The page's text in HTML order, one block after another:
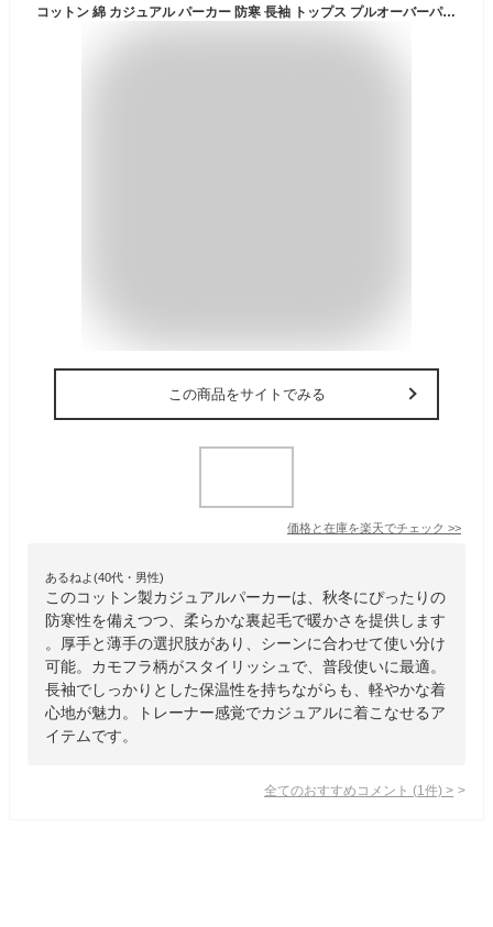
コットン 綿 カジュアル パーカー 防寒 長袖 トップス プルオーバーパーカー トレーナー 厚手 薄手＆裏起毛 カモフラ 厚手 秋 冬
この商品をサイトでみる
価格と在庫を楽天でチェック >>
あるねよ(40代・男性)
このコットン製カジュアルパーカーは、秋冬にぴったりの
防寒性を備えつつ、柔らかな裏起毛で暖かさを提供します
。厚手と薄手の選択肢があり、シーンに合わせて使い分け
可能。カモフラ柄がスタイリッシュで、普段使いに最適。
長袖でしっかりとした保温性を持ちながらも、軽やかな着
心地が魅力。トレーナー感覚でカジュアルに着こなせるア
イテムです。
全てのおすすめコメント (1 件) >